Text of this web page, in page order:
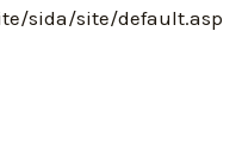
sida/site/default.asp